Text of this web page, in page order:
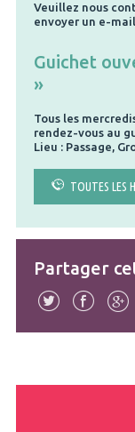
Veuillez nous
envoyer un e-
Guichet
»
Tous les
rendez-vous au
Lieu : Passage,
TOUTES LES
Partager